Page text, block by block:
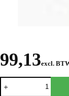
99,13excl.